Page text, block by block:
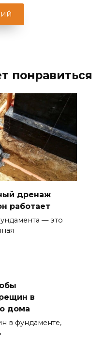
понравиться
дренаж
работает
— это
в
дома
в фундаменте,